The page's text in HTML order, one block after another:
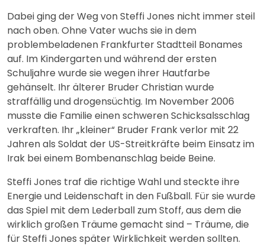
Dabei ging der Weg von Steffi Jones nicht immer steil
nach oben. Ohne Vater wuchs sie in dem
problembeladenen Frankfurter Stadtteil Bonames
auf. Im Kindergarten und während der ersten
Schuljahre wurde sie wegen ihrer Hautfarbe
gehänselt. Ihr älterer Bruder Christian wurde
straffällig und drogensüchtig. Im November 2006
musste die Familie einen schweren Schicksalsschlag
verkraften. Ihr „kleiner“ Bruder Frank verlor mit 22
Jahren als Soldat der US-Streitkräfte beim Einsatz im
Irak bei einem Bombenanschlag beide Beine.
Steffi Jones traf die richtige Wahl und steckte ihre
Energie und Leidenschaft in den Fußball. Für sie wurde
das Spiel mit dem Lederball zum Stoff, aus dem die
wirklich großen Träume gemacht sind – Träume, die
für Steffi Jones später Wirklichkeit werden sollten.